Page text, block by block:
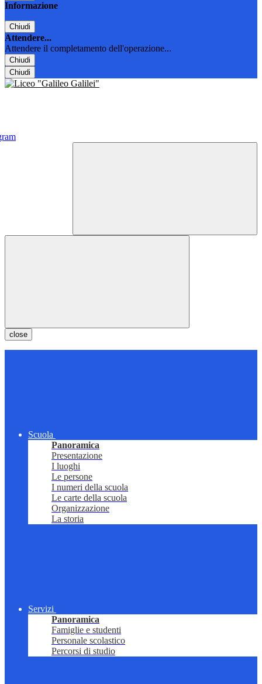
Informazione
Chiudi
Attendere...
Attendere il completamento dell'operazione...
Chiudi
Chiudi
close
Scuola
Panoramica
Presentazione
I luoghi
Le persone
I numeri della scuola
Le carte della scuola
Organizzazione
La storia
Servizi
Panoramica
Famiglie e studenti
Personale scolastico
Percorsi di studio